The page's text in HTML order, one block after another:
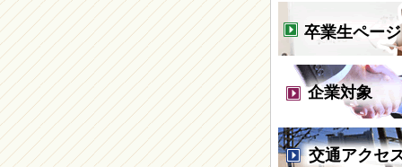
卒業生ページ
企業対象
交通アクセ